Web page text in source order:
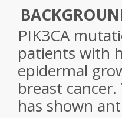
PIK3CA
patients with
epidermal
breast cancer.
has shown